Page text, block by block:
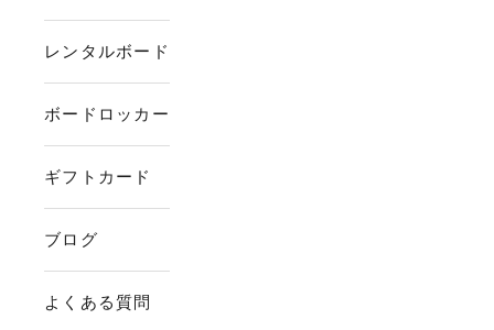
レンタルボード
ボードロッカー
ギフトカード
ブログ
よくある質問